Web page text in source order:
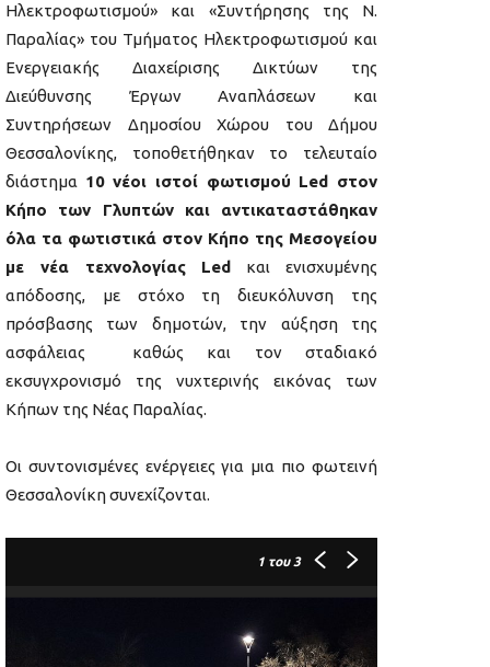
Ηλεκτροφωτισμού» και «Συντήρησης της Ν.
Παραλίας» του Τμήματος Ηλεκτροφωτισμού και
Ενεργειακής Διαχείρισης Δικτύων της
Διεύθυνσης Έργων Αναπλάσεων και
Συντηρήσεων Δημοσίου Χώρου του Δήμου
Θεσσαλονίκης, τοποθετήθηκαν το τελευταίο
διάστημα 10 νέοι ιστοί φωτισμού Led στον
Κήπο των Γλυπτών και αντικαταστάθηκαν
όλα τα φωτιστικά στον Κήπο της Μεσογείου
με νέα τεχνολογίας Led και ενισχυμένης
απόδοσης, με στόχο τη διευκόλυνση της
πρόσβασης των δημοτών, την αύξηση της
ασφάλειας καθώς και τον σταδιακό
εκσυγχρονισμό της νυχτερινής εικόνας των
Κήπων της Νέας Παραλίας.
Οι συντονισμένες ενέργειες για μια πιο φωτεινή
Θεσσαλονίκη συνεχίζονται.
1 του 3